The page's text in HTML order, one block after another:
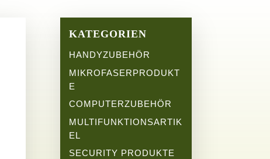
KATEGORIEN
HANDYZUBEHÖR
MIKROFASERPRODUKT
E
COMPUTERZUBEHÖR
MULTIFUNKTIONSARTIK
EL
SECURITY PRODUKTE